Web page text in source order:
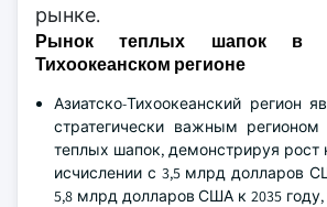
рынке.
Рынок теплых шапок в
Тихоокеанском регионе
Азиатско-Тихоокеанский регион
стратегически важным
теплых шапок, демонстрируя рост
исчислении с 3,5 млрд долларов
5,8 млрд долларов США к 2035